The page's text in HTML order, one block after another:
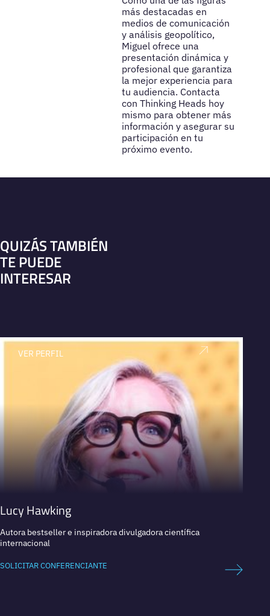
más destacadas en
medios de comunicación
y análisis geopolítico,
Miguel ofrece una
presentación dinámica y
profesional que garantiza
la mejor experiencia para
tu audiencia. Contacta
con Thinking Heads hoy
mismo para obtener más
información y asegurar su
participación en tu
próximo evento.
QUIZÁS TAMBIÉN
TE PUEDE
INTERESAR
VER PERFIL
Lucy Hawking
Autora bestseller e inspiradora divulgadora científica
internacional
SOLICITAR CONFERENCIANTE